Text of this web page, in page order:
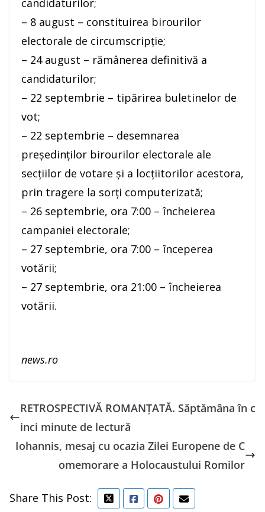
candidaturilor;
– 8 august – constituirea birourilor
electorale de circumscripţie;
– 24 august – rămânerea definitivă a
candidaturilor;
– 22 septembrie – tipărirea buletinelor de
vot;
– 22 septembrie – desemnarea
preşedinţilor birourilor electorale ale
secţiilor de votare şi a locţiitorilor acestora,
prin tragere la sorţi computerizată;
– 26 septembrie, ora 7:00 – încheierea
campaniei electorale;
– 27 septembrie, ora 7:00 – începerea
votării;
– 27 septembrie, ora 21:00 – încheierea
votării.
news.ro
RETROSPECTIVĂ ROMANȚATĂ. Săptămâna în c
inci minute de lectură
Iohannis, mesaj cu ocazia Zilei Europene de C
omemorare a Holocaustului Romilor
Share This Post: